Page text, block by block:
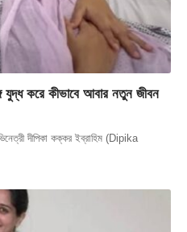
করে কীভাবে আবার নতুন জীবন
দীপিকা কক্কর ইব্রাহিম (Dipika